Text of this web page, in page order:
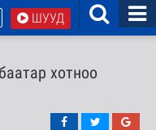
ШУУД
хотноо